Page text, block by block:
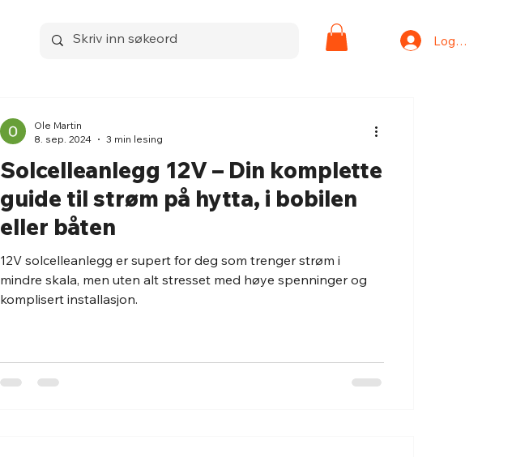
Logg inn
Solcelleanlegg 12V – Din komplette
guide til strøm på hytta, i bobilen
eller båten
12V solcelleanlegg er supert for deg som trenger strøm i
mindre skala, men uten alt stresset med høye spenninger og
komplisert installasjon.
Ole Martin
8. sep. 2024
3 min lesing